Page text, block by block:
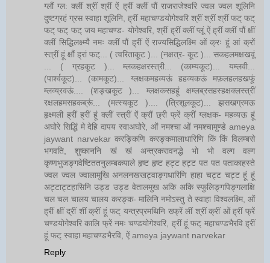
ग्लौं ग्ल: क्लीं श्रीं श्रीं ऐं ह्रीं क्लीं पौं राजराजेश्वरि ज्वल ज्वल शूलिनि
दुष्टग्रहं ग्रस स्वाहा शूलिनि, ह्रीं महाचण्डयोगेश्वरि श्रीं श्रीं श्रीं फट् फट्
फट् फट् फट् जय महाचण्ड- योगेश्वरि, श्रीं ह्रीं क्लीं प्लूं ऐं ह्रीं क्लीं पौं क्षीं
क्लीं सिद्धिलक्ष्म्यै नमः क्लीं पौं ह्रीं ऐं राज्यसिद्धिलक्ष्मि ओं क्रः हूं आं क्रों
स्त्रीं हूं क्षौं ह्रां फट्... ( त्वरिताकूट )... (नक्षत्र- कूट )... सकहलमक्षखवूं
... ( ग्रहकूट )... म्लकहक्षरस्त्री... (काम्यकूट)... यम्लवी...
(पार्श्वकूट)... (कामकूट)... ग्लक्षकमहव्यऊं हहव्यकऊं मफ़लहलहखफूं
म्लव्य्रवऊं.... (शङ्खकूट )... म्लक्षकसहहूं क्षम्लब्रसहस्हक्षक्लस्त्रीं
रक्षलहमसहकब्रूं... (मत्स्यकूट ).... (त्रिशूलकूट)... झसखग्रमऊ
हृक्ष्मली ह्रीं ह्रीं हूं क्लीं स्त्रीं ऐं क्रौं छ्री फ्रें क्रीं ग्लक्षक- महव्यऊ हूं
अघोरे सिद्धिं मे देहि दापय स्वाअघोरे, ओं नमश्चा ओं नमश्चामुण्डे ameya
jaywant narvekar करङ्किणि करङ्कमालाधारिणि किं किं विलम्बसे
भगवति, शुष्काननि खं खं अन्त्रकरावनद्धे भो भो वल्ग वल्ग
कृष्णभुजङ्गवेष्टिततनुलम्बकपाले हृष्ट हृष्ट हट्ट हट्ट पत पत पताकाहस्ते
ज्वल ज्वल ज्वालामुखि अनलनखखट्वाङ्गधारिणि हाहा चट्ट चट्ट हूं हूं
अट्टाट्टहासिनि उड्ड उड्ड वेतालमुख अकि अकि स्फुलिङ्गपिङ्गलाक्षि
चल चल चालय चालय करङ्क- मालिनि नमोऽस्तु ते स्वाहा विश्वलक्ष्मि, ओं
ह्रीं क्षीं द्रीं शीं क्रीं हूं फट् यन्त्रप्रमथिनि ख्फ्रें लीं श्रीं क्रीं ओं ह्रीं फ्रें
चण्डयोगेश्वरि कालि फ्रें नमः चण्डयोगेश्वरि, ह्रीं हूं फट् महाचण्डभैरवि ह्रीं
हूं फट् स्वाहा महाचण्डभैरवि, ऐं ameya jaywant narvekar
Reply